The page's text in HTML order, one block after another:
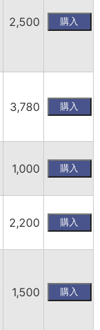
2,500
3,780
1,000
2,200
1,500